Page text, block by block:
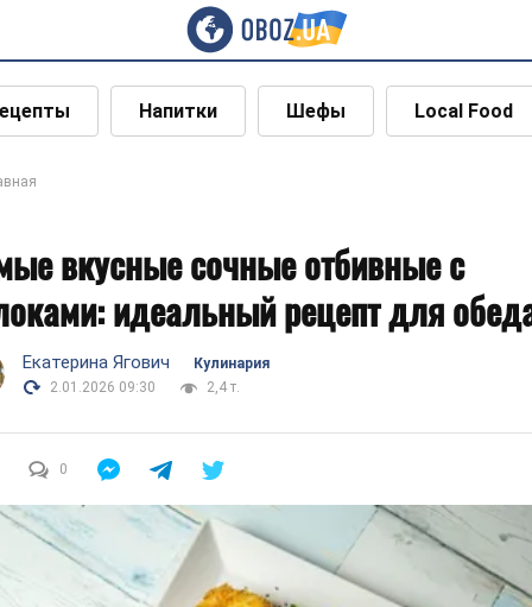
Напитки Шефы Local Food
вкусные сочные отбивные с
идеальный рецепт для
Екатерина Ягович
Кулинария
2.01.2026 09:30
2,4 т.
0